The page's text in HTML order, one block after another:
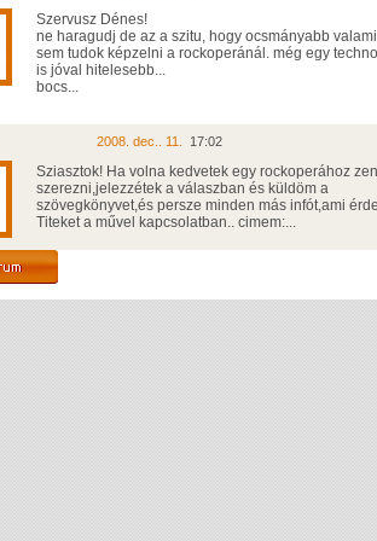
Szervusz Dénes!
ne haragudj de az a szitu, hogy ocsmányabb
sem tudok képzelni a rockoperánál. még egy
is jóval hitelesebb...
bocs...
2008. dec.. 11. 17:02
Sziasztok! Ha volna kedvetek egy rockoperához
szerezni,jelezzétek a válaszban és küldöm a
szövegkönyvet,és persze minden más infót,ami
Titeket a művel kapcsolatban.. cimem:...